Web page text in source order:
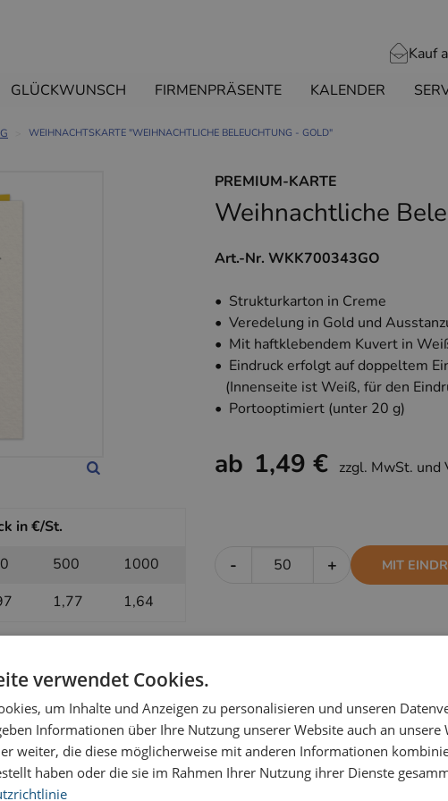
Kauf
GLÜCKWUNSCH FIRMENPRÄSENTE KALENDER
WEIHNACHTSKARTE "WEIHNACHTLICHE BELEUCHTUNG - GOLD"
PREMIUM-KARTE
Weihnachtliche
Art.-Nr. WKK700343GO
• Strukturkarton in Creme
• Veredelung in Gold und
• Mit haftklebendem Kuvert in
• Eindruck erfolgt auf doppeltem
(Innenseite ist Weiß, für den
• Portooptimiert (unter 20 g)
ab 1,49 € zzgl. MwSt. und
in €/St.
500
1000
1,77 1,64
- + MIT
in €/St.
500
1000
1,59 1,49
- + OHNE
verwendet Cookies.
um Inhalte und Anzeigen zu personalisieren und unseren
Informationen über Ihre Nutzung unserer Website auch an unsere
weiter, die diese möglicherweise mit anderen Informationen
haben oder die sie im Rahmen Ihrer Nutzung ihrer Dienste